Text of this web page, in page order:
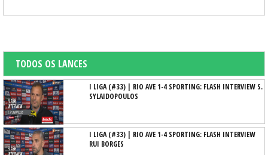
TODOS OS LANCES
I LIGA (#33) | RIO AVE 1-4 SPORTING: FLASH INTERVIEW S.
SYLAIDOPOULOS
I LIGA (#33) | RIO AVE 1-4 SPORTING: FLASH INTERVIEW
RUI BORGES